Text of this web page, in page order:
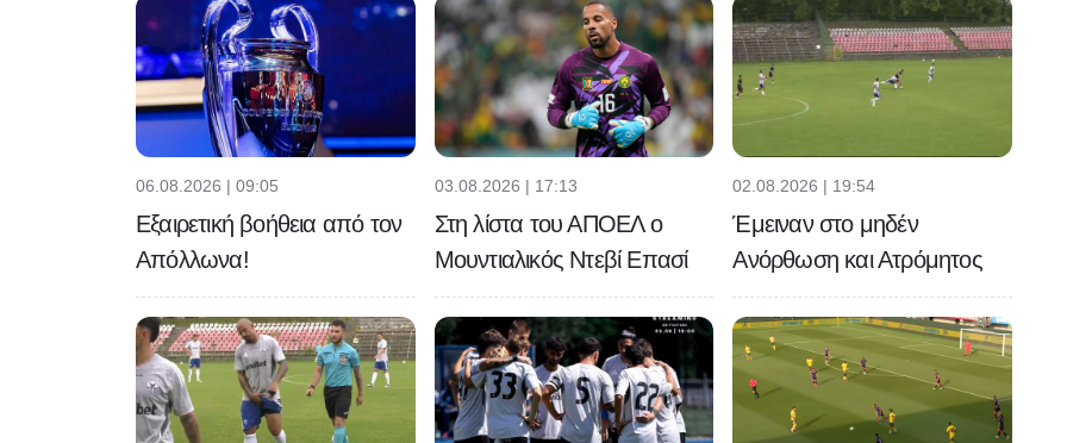
06.08.2026 | 09:05
Εξαιρετική βοήθεια από τον
Απόλλωνα!
03.08.2026 | 17:13
Στη λίστα του ΑΠΟΕΛ ο
Μουντιαλικός Ντεβί Επασί
02.08.2026 | 19:54
Έμειναν στο μηδέν
Ανόρθωση και Ατρόμητος